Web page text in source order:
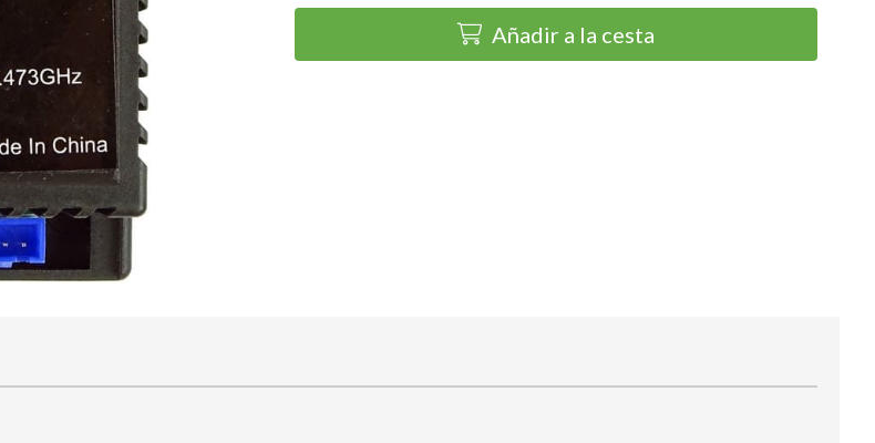
Añadir a la cesta